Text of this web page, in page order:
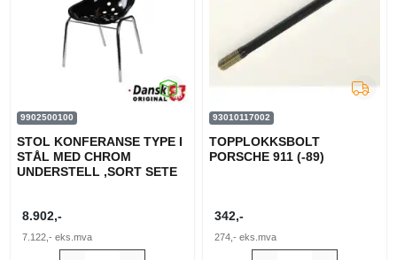
9902500100
STOL KONFERANSE TYPE I
STÅL MED CHROM
UNDERSTELL ,SORT SETE
8.902,-
7.122,- eks.mva
93010117002
TOPPLOKKSBOLT
PORSCHE 911 (-89)
342,-
274,- eks.mva